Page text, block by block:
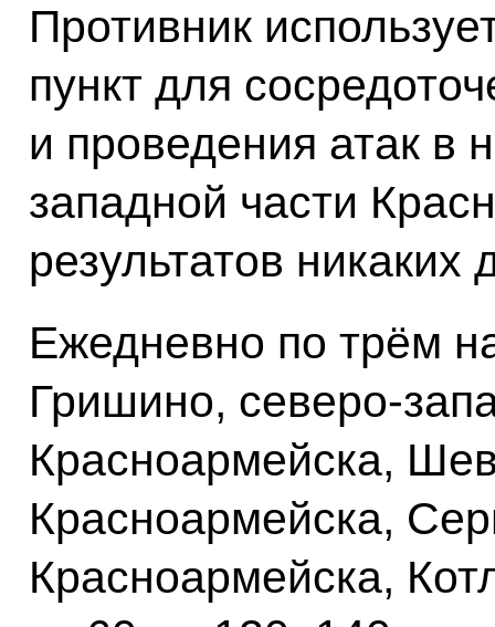
Противник
пункт для
и проведения атак в
западной части
результатов никаких
Ежедневно по трём
Гришино, северо-
Красноармейска,
Красноармейска,
Красноармейска,